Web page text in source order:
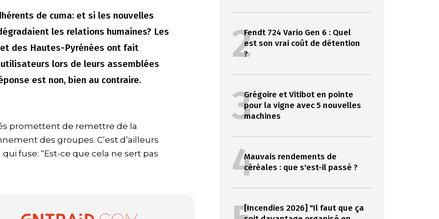
de cuma: et si les nouvelles
les relations humaines? Les
des Hautes-Pyrénées ont fait
lors de leurs assemblées
est non, bien au contraire.
promettent de remettre de la
des groupes. C’est d’ailleurs
fuse: “Est-ce que cela ne sert pas
2Fendt 724 Vario Gen 6 : Quel
est son vrai coût de détention
?
3Grégoire et Vitibot en pointe
pour la vigne avec 5 nouvelles
machines
4Mauvais rendements de
céréales : que s'est-il passé ?
[Incendies 2026] "Il faut que ça